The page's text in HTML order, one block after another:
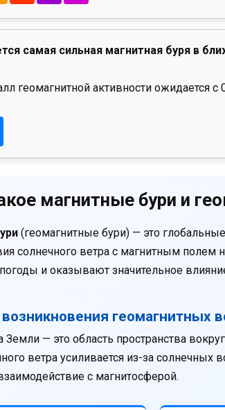
самая сильная магнитная буря в
геомагнитной активности ожидается с
магнитные бури и
(геомагнитные бури) — это
солнечного ветра с магнитным
и оказывают значительное
геомагнитных
Земли — это область пространства
ветра усиливается из-за
с магнитосферой.